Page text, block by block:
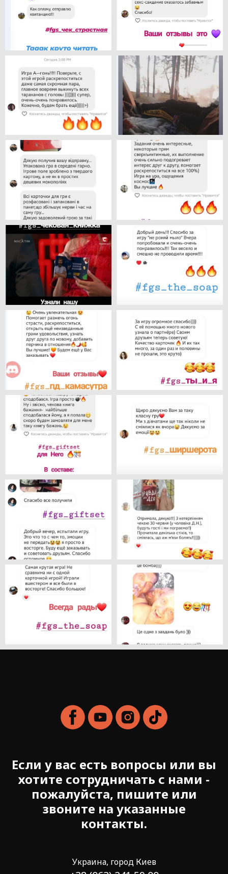
Если у вас есть вопросы или вы
хотите сотрудничать с нами -
пожалуйста, пишите или
звоните на указанные
контакты.
Украина, город Киев